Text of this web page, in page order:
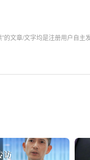
的文章/文字均是注册用户自